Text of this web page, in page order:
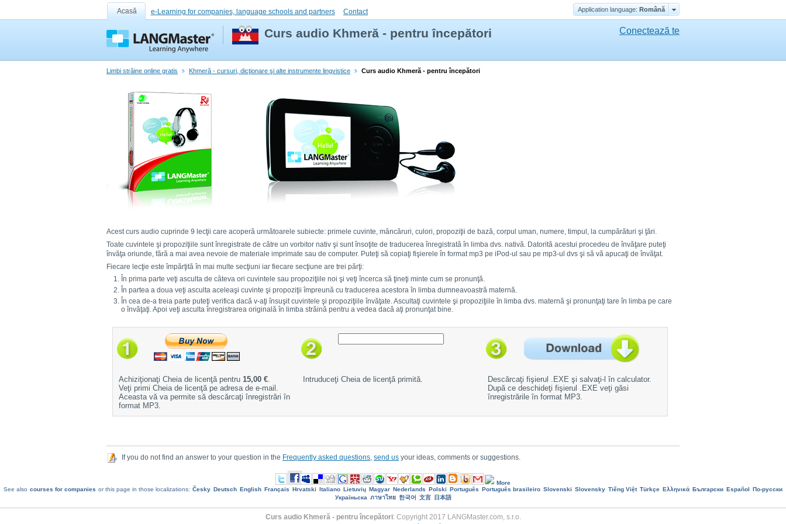
Acasă e-Learning for companies, language schools and partners Contact Application language: Română
Curs audio Khmeră - pentru începători Conectează te
Limbi străine online gratis Khmeră - cursuri, dicţionare şi alte instrumente lingvistice Curs audio Khmeră - pentru începători
Acest curs audio cuprinde 9 lecţii care acoperă următoarele subiecte: primele cuvinte, mâncăruri, culori, propoziţii de bază, corpul uman, numere, timpul, la cumpărături şi ţări.
Toate cuvintele şi propoziţiile sunt înregistrate de către un vorbitor nativ şi sunt însoţite de traducerea înregistrată în limba dvs. nativă. Datorită acestui procedeu de învăţare puteţi
învăţa oriunde, fără a mai avea nevoie de materiale imprimate sau de computer. Puteţi să copiaţi fişierele în format mp3 pe iPod-ul sau pe mp3-ul dvs şi să vă apucaţi de învăţat.
Fiecare lecţie este împărţită în mai multe secţiuni iar fiecare secţiune are trei părţi:
În prima parte veţi asculta de câteva ori cuvintele sau propoziţiile noi şi veţi încerca să ţineţi minte cum se pronunţă.
În partea a doua veţi asculta aceleaşi cuvinte şi propoziţii împreună cu traducerea acestora în limba dumneavoastră maternă.
În cea de-a treia parte puteţi verifica dacă v-aţi însuşit cuvintele şi propoziţiile învăţate. Ascultaţi cuvintele şi propoziţiile în limba dvs. maternă şi pronunţaţi tare în limba pe care
o învăţaţi. Apoi veţi asculta înregistrarea originală în limba străină pentru a vedea dacă aţi pronunţat bine.
Achiziţionaţi Cheia de licenţă pentru 15,00 €.
Veţi primi Cheia de licenţă pe adresa de e-mail.
Aceasta vă va permite să descărcaţi înregistrări în
format MP3.
Intruduceţi Cheia de licenţă primită.
Descărcaţi fişierul .EXE şi salvaţi-l în calculator.
După ce deschideţi fişierul .EXE veţi găsi
înregistrările în format MP3.
If you do not find an answer to your question in the Frequently asked questions send us your ideas, comments or suggestions.
More
See also courses for companies or this page in those localizations: Česky Deutsch English Français Hrvatski Italiano Lietuvių Magyar Nederlands Polski Português Português brasileiro Slovenski Slovensky Tiếng Việt Türkçe Ελληνικά Български Еspañol
По-русски
Україньска ภาษาไทย 한국어 文言 日本語
Curs audio Khmeră - pentru începători: Copyright 2017 LANGMaster.com, s.r.o.